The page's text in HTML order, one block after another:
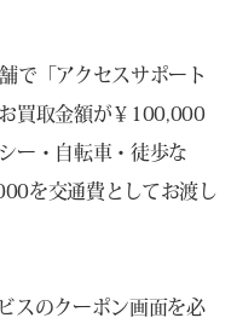
で「アクセスサポート
買取金額が￥100,000
ー・自転車・徒歩な
を交通費としてお渡し
スのクーポン画面を必